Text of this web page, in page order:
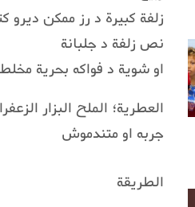
زلفة كبيرة د رز ممكن ديرو
نص زلفة د جلبانة
او شوية د فواكه بحرية
العطرية؛ الملح البزار
جربه او متندموش
الطريقة